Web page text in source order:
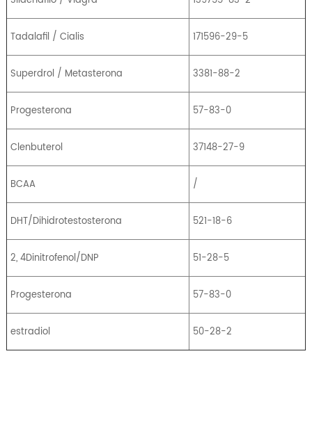
Tadalafil / Cialis 171596-29-5
Superdrol / Metasterona 3381-88-2
Progesterona 57-83-0
Clenbuterol 37148-27-9
BCAA /
DHT/Dihidrotestosterona 521-18-6
2, 4Dinitrofenol/DNP 51-28-5
Progesterona 57-83-0
estradiol 50-28-2